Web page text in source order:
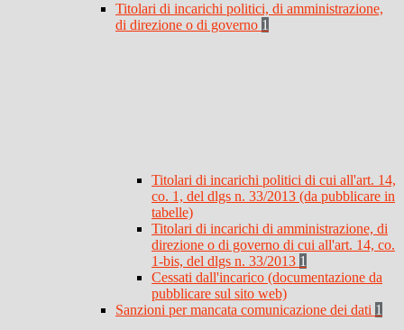
Titolari di incarichi politici, di amministrazione,
di direzione o di governo 1
Titolari di incarichi politici di cui all'art. 14,
co. 1, del dlgs n. 33/2013 (da pubblicare in
tabelle)
Titolari di incarichi di amministrazione, di
direzione o di governo di cui all'art. 14, co.
1-bis, del dlgs n. 33/2013 1
Cessati dall'incarico (documentazione da
pubblicare sul sito web)
Sanzioni per mancata comunicazione dei dati 1